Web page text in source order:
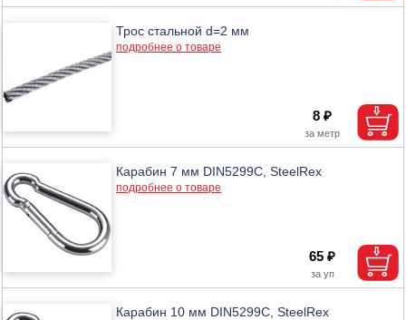
Трос стальной d=2 мм
подробнее о товаре
8 ₽
Карабин 7 мм DIN5299C, SteelRex
подробнее о товаре
65 ₽
Карабин 10 мм DIN5299C, SteelRex